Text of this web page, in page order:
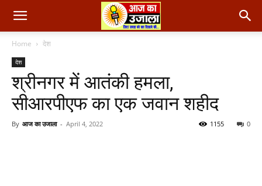
Home देश
देश
श्रीनगर में आतंकी हमला,
सीआरपीएफ का एक जवान शहीद
By आज का उजाला - April 4, 2022 0
1155